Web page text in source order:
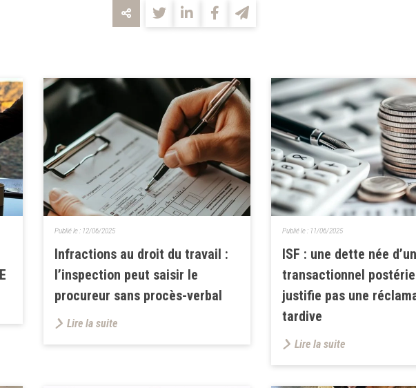
Infractions au droit du travail :
l’inspection peut saisir le
procureur sans procès-verbal
Publié le : 12/06/2025
Lire la suite
ISF : une dette née
transactionnel
justifie pas une
tardive
Publié le : 11/06/2025
Lire la suite